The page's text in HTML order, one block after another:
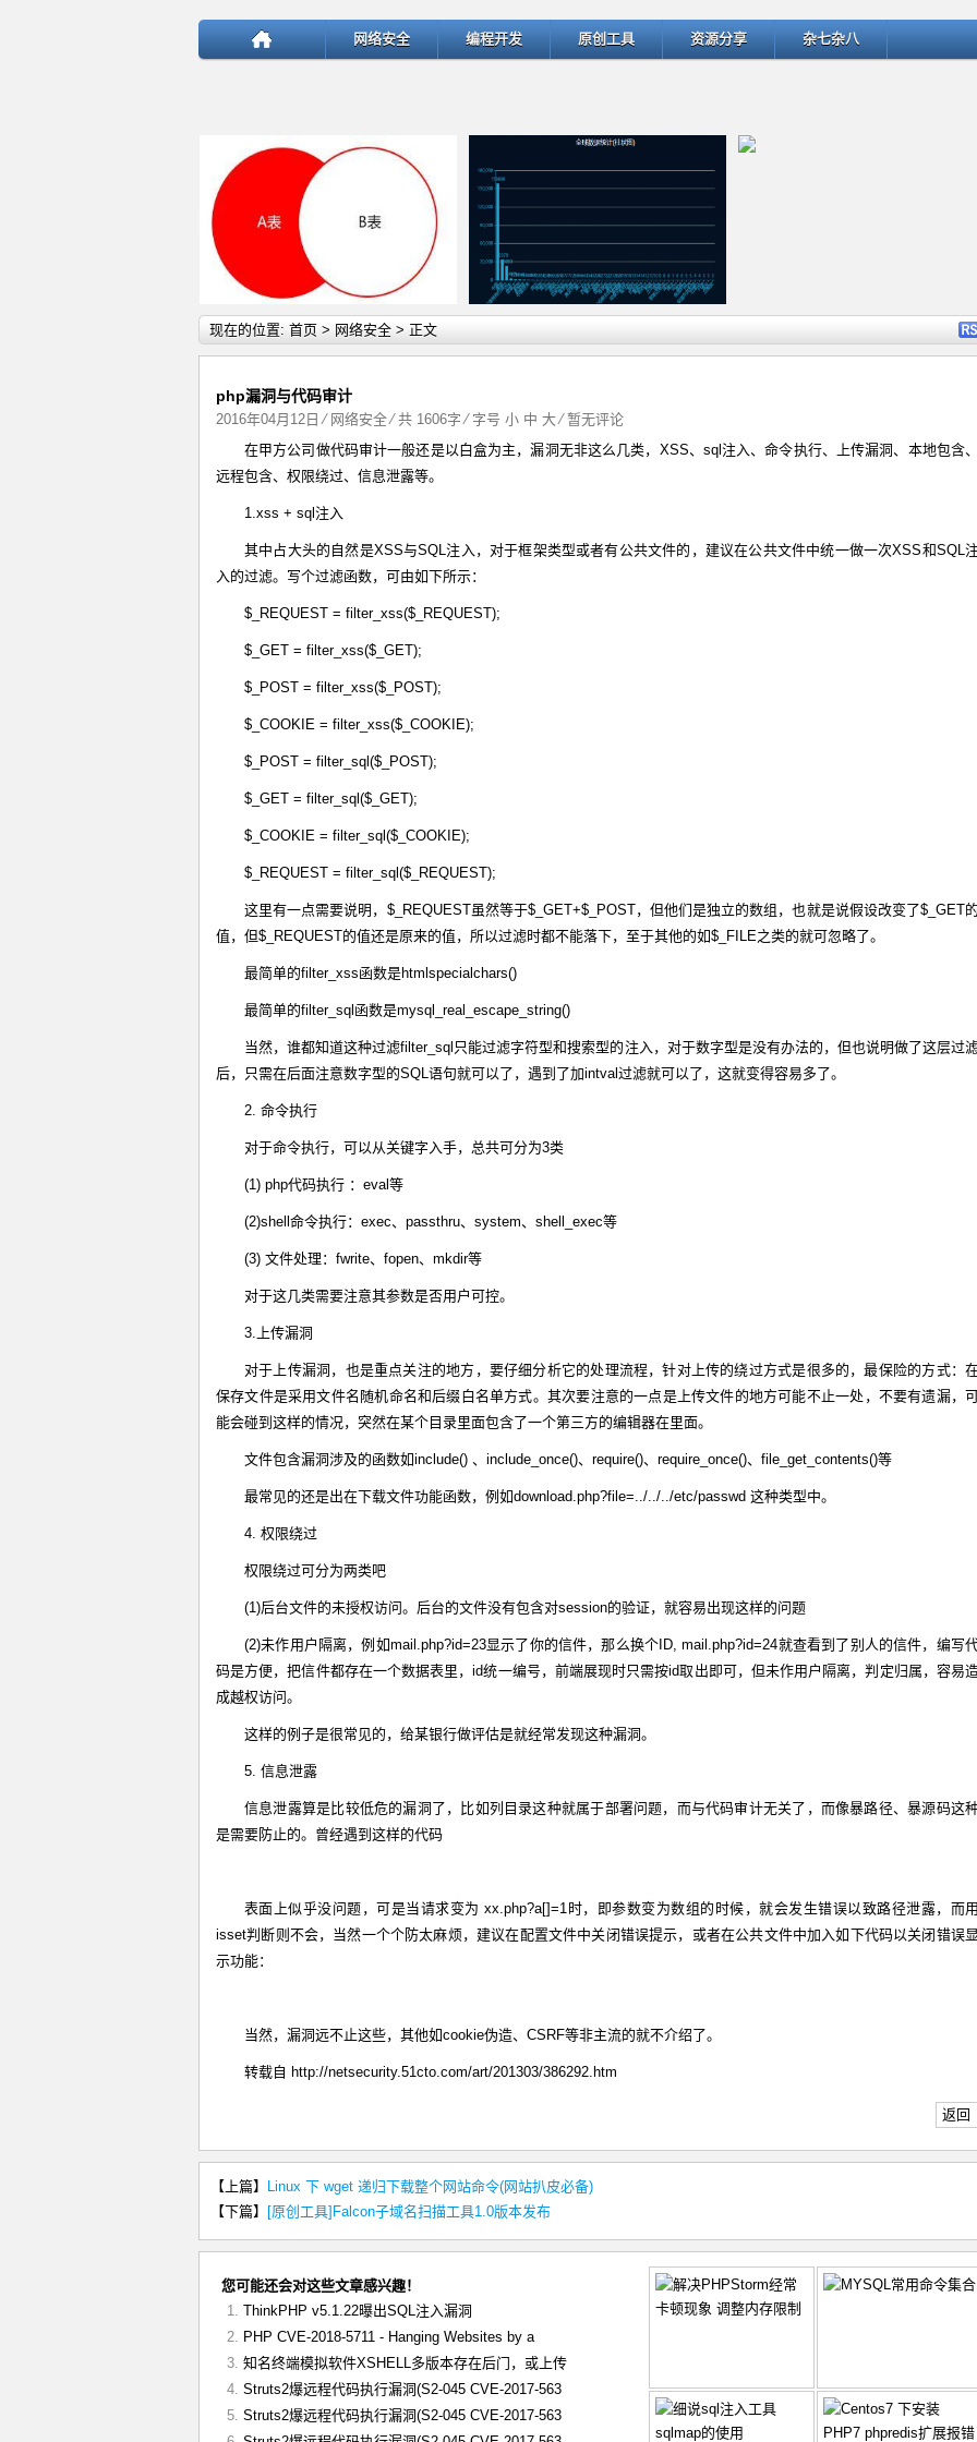
网络安全 编程开发 原创工具 资源分享 杂七杂八
详细内容
test
详细内容
ThinkPHP v5.1.22曝出SQL
详细
匹配微博中的用户名和话题 -- @用
现在的位置: 首页 > 网络安全 > 正文
php漏洞与代码审计
2016年04月12日 ⁄ 网络安全⁄ 共 1606字 ⁄ 字号 小 中 大 ⁄暂无评论
在甲方公司做代码审计一般还是以白盒为主，漏洞无非这么几类，XSS、sql注入、命令执行、上传漏洞、本地包含、
远程包含、权限绕过、信息泄露等。
1.xss + sql注入
其中占大头的自然是XSS与SQL注入，对于框架类型或者有公共文件的，建议在公共文件中统一做一次XSS和SQL
入的过滤。写个过滤函数，可由如下所示：
$_REQUEST = filter_xss($_REQUEST);
$_GET = filter_xss($_GET);
$_POST = filter_xss($_POST);
$_COOKIE = filter_xss($_COOKIE);
$_POST = filter_sql($_POST);
$_GET = filter_sql($_GET);
$_COOKIE = filter_sql($_COOKIE);
$_REQUEST = filter_sql($_REQUEST);
这里有一点需要说明，$_REQUEST虽然等于$_GET+$_POST，但他们是独立的数组，也就是说假设改变了$_GET的
值，但$_REQUEST的值还是原来的值，所以过滤时都不能落下，至于其他的如$_FILE之类的就可忽略了。
最简单的filter_xss函数是htmlspecialchars()
最简单的filter_sql函数是mysql_real_escape_string()
当然，谁都知道这种过滤filter_sql只能过滤字符型和搜索型的注入，对于数字型是没有办法的，但也说明做了这层过
后，只需在后面注意数字型的SQL语句就可以了，遇到了加intval过滤就可以了，这就变得容易多了。
2. 命令执行
对于命令执行，可以从关键字入手，总共可分为3类
(1) php代码执行 ：eval等
(2)shell命令执行：exec、passthru、system、shell_exec等
(3) 文件处理：fwrite、fopen、mkdir等
对于这几类需要注意其参数是否用户可控。
3.上传漏洞
对于上传漏洞，也是重点关注的地方，要仔细分析它的处理流程，针对上传的绕过方式是很多的，最保险的方式：
保存文件是采用文件名随机命名和后缀白名单方式。其次要注意的一点是上传文件的地方可能不止一处，不要有遗漏，
能会碰到这样的情况，突然在某个目录里面包含了一个第三方的编辑器在里面。
文件包含漏洞涉及的函数如include() 、include_once()、require()、require_once()、file_get_contents()等
最常见的还是出在下载文件功能函数，例如download.php?file=../../../etc/passwd 这种类型中。
4. 权限绕过
权限绕过可分为两类吧
(1)后台文件的未授权访问。后台的文件没有包含对session的验证，就容易出现这样的问题
(2)未作用户隔离，例如mail.php?id=23显示了你的信件，那么换个ID, mail.php?id=24就查看到了别人的信件，编写
码是方便，把信件都存在一个数据表里，id统一编号，前端展现时只需按id取出即可，但未作用户隔离，判定归属，容易
成越权访问。
这样的例子是很常见的，给某银行做评估是就经常发现这种漏洞。
5. 信息泄露
信息泄露算是比较低危的漏洞了，比如列目录这种就属于部署问题，而与代码审计无关了，而像暴路径、暴源码这
是需要防止的。曾经遇到这样的代码
表面上似乎没问题，可是当请求变为 xx.php?a[]=1时，即参数变为数组的时候，就会发生错误以致路径泄露，而用
isset判断则不会，当然一个个防太麻烦，建议在配置文件中关闭错误提示，或者在公共文件中加入如下代码以关闭错误显
示功能：
当然，漏洞远不止这些，其他如cookie伪造、CSRF等非主流的就不介绍了。
转载自 http://netsecurity.51cto.com/art/201303/386292.htm
返回
【上篇】
Linux 下 wget 递归下载整个网站命令(网站扒皮必备)
【下篇】
[原创工具]Falcon子域名扫描工具1.0版本发布
您可能还会对这些文章感兴趣！
ThinkPHP v5.1.22曝出SQL注入漏洞
PHP CVE-2018-5711 - Hanging Websites by a
知名终端模拟软件XSHELL多版本存在后门，或上传
Struts2爆远程代码执行漏洞(S2-045 CVE-2017-563
Struts2爆远程代码执行漏洞(S2-045 CVE-2017-563